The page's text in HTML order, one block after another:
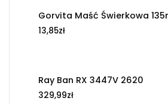
Gorvita Maść Świerkowa
13,85zł
Ray Ban RX 3447V 2620
329,99zł